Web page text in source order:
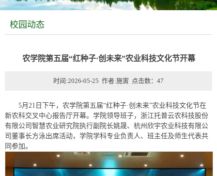
校园动态
农学院第五届“红种子·创未来”农业科技文化节开幕
时间:2026-05-25 作者:施寅 点击数： 47
5月21日下午，农学院第五届“红种子·创未来”农业科技文化节在
新农科交叉中心报告厅开幕。学院领导班子，浙江托普云农科技股份
有限公司智慧农业研究院执行副院长姚晟、杭州欣宇农业科技有限公
司董事长方泳出席活动，学院学科专业负责人、班主任及师生代表共
同参加。